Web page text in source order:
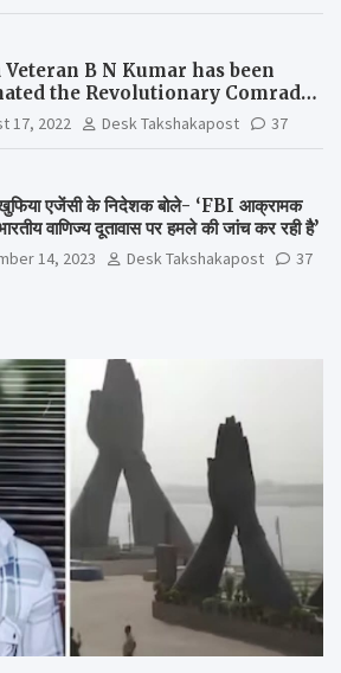
Veteran B N Kumar has been
the Revolutionary Comrade
Media Award 2022-23
17, 2022 Desk Takshakapost 37
एजेंसी के निदेशक बोले- ‘FBI आक्रामक
वाणिज्य दूतावास पर हमले की जांच कर रही है’
14, 2023 Desk Takshakapost 37